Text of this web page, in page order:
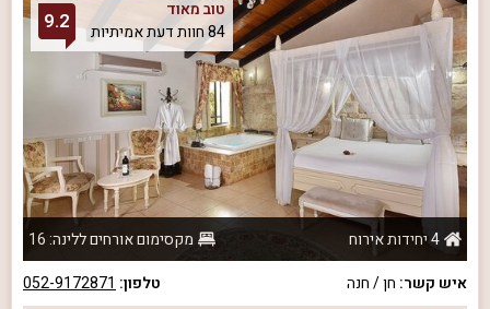
טוב מאוד
84 חוות דעת אמיתיות
9.2
4 יחידות אירוח
מקסימום אורחים ללינה: 16
איש קשר: חן / חנה טלפון: 052-9172871